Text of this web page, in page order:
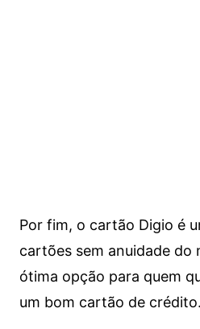
Por fim, o cartão Digio é
cartões sem anuidade do
ótima opção para quem
um bom cartão de crédito.